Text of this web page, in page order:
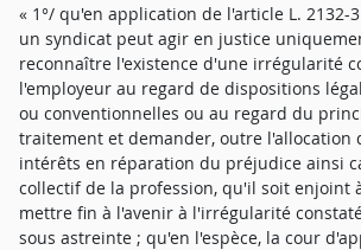
« 1°/ qu'en application de l'article L. 2132-
un syndicat peut agir en justice
reconnaître l'existence d'une irrégularité
l'employeur au regard de dispositions
ou conventionnelles ou au regard du
traitement et demander, outre l'allocation
intérêts en réparation du préjudice ainsi
collectif de la profession, qu'il soit enjoint
mettre fin à l'avenir à l'irrégularité
sous astreinte ; qu'en l'espèce, la cour